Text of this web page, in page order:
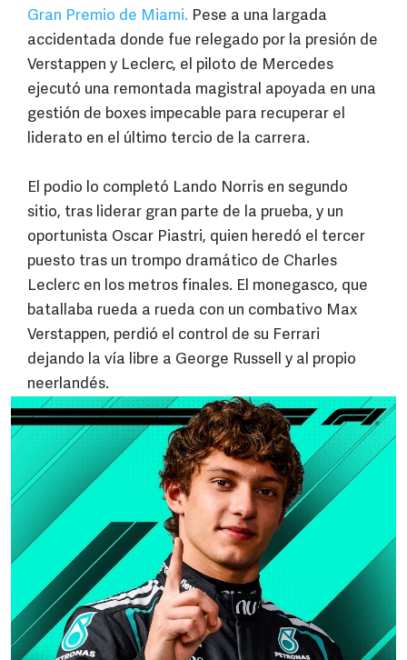
Gran Premio de Miami. Pese a una largada
accidentada donde fue relegado por la presión de
Verstappen y Leclerc, el piloto de Mercedes
ejecutó una remontada magistral apoyada en una
gestión de boxes impecable para recuperar el
liderato en el último tercio de la carrera.
El podio lo completó Lando Norris en segundo
sitio, tras liderar gran parte de la prueba, y un
oportunista Oscar Piastri, quien heredó el tercer
puesto tras un trompo dramático de Charles
Leclerc en los metros finales. El monegasco, que
batallaba rueda a rueda con un combativo Max
Verstappen, perdió el control de su Ferrari
dejando la vía libre a George Russell y al propio
neerlandés.